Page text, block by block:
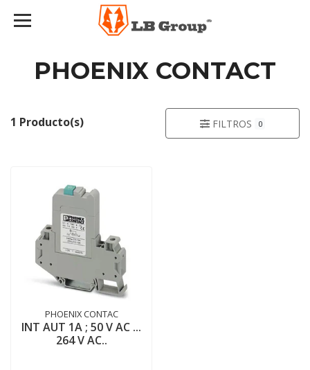
PHOENIX CONTACT
1 Producto(s) FILTROS 0
PHOENIX CONTAC
INT AUT 1A ; 50 V AC ...
264 V AC..